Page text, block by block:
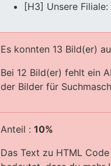
[H3] Unsere Filiale:
Es konnten 13 Bild(er)
Bei 12 Bild(er) fehlt ein
der Bilder für
Anteil : 10%
Das Text zu HTML